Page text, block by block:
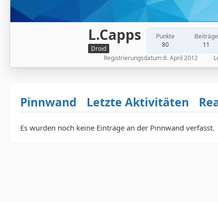
L.Capps
Droid
Punkte
80
Beiträge
11
Registrierungsdatum 8. April 2012
Pinnwand Letzte Aktivitäten
Es wurden noch keine Einträge an der Pinnwand verfasst.